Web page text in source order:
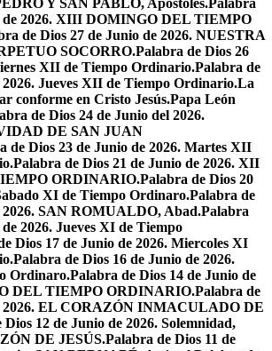
Y SAN PABLO, Apóstoles.Palabra
de 2026. XIII DOMINGO DEL TIEMPO
de Dios 27 de Junio de 2026. NUESTRA
SOCORRO.Palabra de Dios 26
XII de Tiempo Ordinario.Palabra de
2026. Jueves XII de Tiempo Ordinario.La
conforme en Cristo Jesús.Papa León
de Dios 24 de Junio del 2026.
DE SAN JUAN
de Dios 23 de Junio de 2026. Martes XII
Palabra de Dios 21 de Junio de 2026. XII
ORDINARIO.Palabra de Dios 20
XI de Tiempo Ordinaro.Palabra de
2026. SAN ROMUALDO, Abad.Palabra
2026. Jueves XI de Tiempo
Dios 17 de Junio de 2026. Miercoles XI
Palabra de Dios 16 de Junio de 2026.
Ordinaro.Palabra de Dios 14 de Junio de
DEL TIEMPO ORDINARIO.Palabra de
2026. EL CORAZÓN INMACULADO DE
Dios 12 de Junio de 2026. Solemnidad,
DE JESÚS.Palabra de Dios 11 de